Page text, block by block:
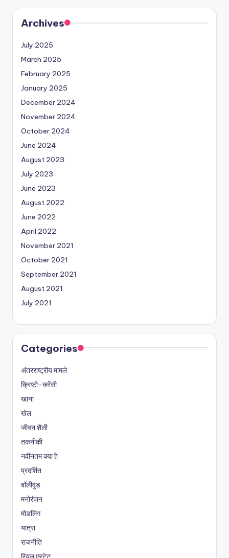
Archives
July 2025
March 2025
February 2025
January 2025
December 2024
November 2024
October 2024
June 2024
August 2023
July 2023
June 2023
August 2022
June 2022
April 2022
November 2021
October 2021
September 2021
August 2021
July 2021
Categories
अंतरराष्ट्रीय मामले
क्रिप्टो-करेंसी
खाना
खेल
जीवन शैली
तकनीकी
नवीनतम क्या है
प्रदर्शित
बॉलीवुड
मनोरंजन
मोडलिंग
यात्रा
राजनीति